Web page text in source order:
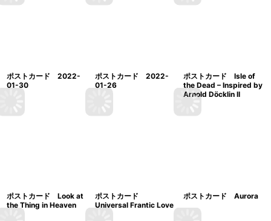
ポストカード 2022-
01-30
ポストカード 2022-
01-26
ポストカード Isle of
the Dead – Inspired by
Arnold Döcklin II
ポストカード Look at
the Thing in Heaven
ポストカード
Universal Frantic Love
ポストカード Aurora